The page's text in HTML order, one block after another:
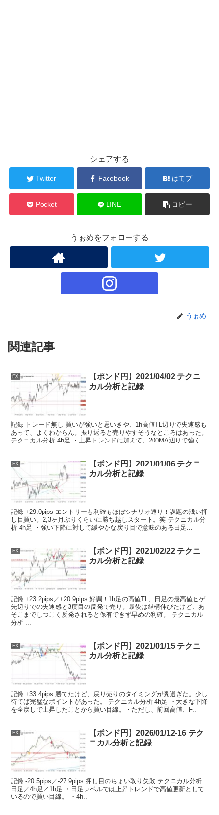
シェアする
Twitter Facebook はてブ
Pocket LINE コピー
うぉめをフォローする
うぉめ
関連記事
FX
【ポンド円】2021/04/02 テクニ
カル分析と記録
記録 トレード無し 買いが強いと思いきや、1h高値TL辺りで失速感も
あって、よくわからん。振り返ると売りやすそうなところはあった。
テクニカル分析 4h足 ・上昇トレンドに加えて、200MA辺りで強く...
FX
【ポンド円】2021/01/06 テクニ
カル分析と記録
記録 +29.0pips エントリーも利確もほぼシナリオ通り！課題の浅い押
し目買い。2,3ヶ月ぶりくらいに勝ち越しスタート。笑 テクニカル分
析 4h足 ・強い下降に対して緩やかな戻り目で意味のある日足...
FX
【ポンド円】2021/02/22 テクニ
カル分析と記録
記録 +23.2pips／+20.9pips 好調！1h足の高値TL、日足の最高値ヒゲ
先辺りでの失速感と3度目の反発で売り。最後は結構伸びたけど、あ
そこまでしつこく反発されると保有できず早めの利確。 テクニカル
分析 ...
FX
【ポンド円】2021/01/15 テクニ
カル分析と記録
記録 +33.4pips 勝てたけど、戻り売りのタイミングが糞過ぎた。少し
待てば完璧なポイントがあった。 テクニカル分析 4h足 ・大きな下降
を全戻しで上昇したことから買い目線。・ただし、前回高値、F...
FX
【ポンド円】2026/01/12-16 テク
ニカル分析と記録
記録 -20.5pips／-27.9pips 押し目のちょい取り失敗 テクニカル分析
日足／4h足／1h足 ・日足レベルでは上昇トレンドで高値更新として
いるので買い目線。 ・4h...